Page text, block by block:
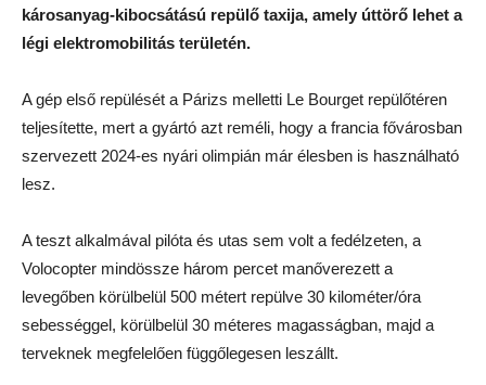
károsanyag-kibocsátású repülő taxija, amely úttörő lehet a
légi elektromobilitás területén.
A gép első repülését a Párizs melletti Le Bourget repülőtéren
teljesítette, mert a gyártó azt reméli, hogy a francia fővárosban
szervezett 2024-es nyári olimpián már élesben is használható
lesz.
A teszt alkalmával pilóta és utas sem volt a fedélzeten, a
Volocopter mindössze három percet manőverezett a
levegőben körülbelül 500 métert repülve 30 kilométer/óra
sebességgel, körülbelül 30 méteres magasságban, majd a
terveknek megfelelően függőlegesen leszállt.